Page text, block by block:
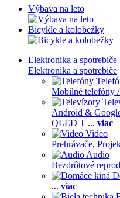
Výbava na leto
Bicykle a kolobežky
Elektronika a spotrebiče
Elektronika a spotrebiče
Mobilné telefóny
Android &
QLED T ... viac
Video
Prehrávače,
Audio
Bezdrôtové
... viac